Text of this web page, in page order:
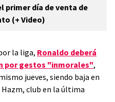
primer día de venta de
(+ Video)
la liga, Ronaldo deberá
por gestos "inmorales",
jueves, siendo baja en
Hazm, club en la última